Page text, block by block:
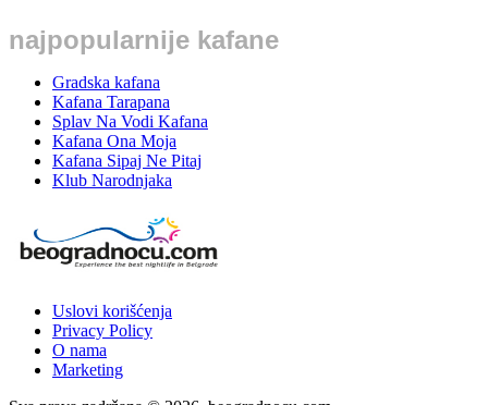
najpopularnije kafane
Gradska kafana
Kafana Tarapana
Splav Na Vodi Kafana
Kafana Ona Moja
Kafana Sipaj Ne Pitaj
Klub Narodnjaka
Uslovi korišćenja
Privacy Policy
O nama
Marketing